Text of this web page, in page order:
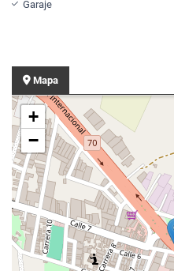
Garaje
Mapa
+
−